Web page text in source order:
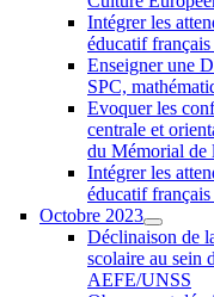
Intégrer les
éducatif
Enseigner une
SPC,
Evoquer les
centrale et
du Mémorial de
Intégrer les
éducatif
Octobre 2023
Déclinaison de
scolaire au sein
AEFE/UNSS